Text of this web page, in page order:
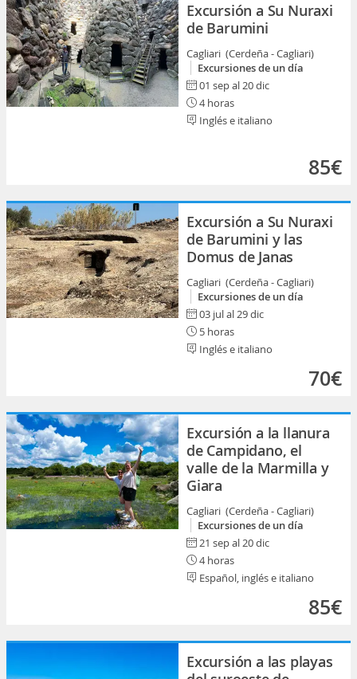
Excursión a Su Nuraxi
de Barumini
Cagliari (Cerdeña - Cagliari)
Excursiones de un día
01 sep al 20 dic
4 horas
Inglés e italiano
85€
Excursión a Su Nuraxi
de Barumini y las
Domus de Janas
Cagliari (Cerdeña - Cagliari)
Excursiones de un día
03 jul al 29 dic
5 horas
Inglés e italiano
70€
Excursión a la llanura
de Campidano, el
valle de la Marmilla y
Giara
Cagliari (Cerdeña - Cagliari)
Excursiones de un día
21 sep al 20 dic
4 horas
Español, inglés e italiano
85€
Excursión a las playas